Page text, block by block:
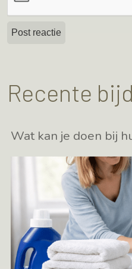
Recente
Wat kan je doen bij